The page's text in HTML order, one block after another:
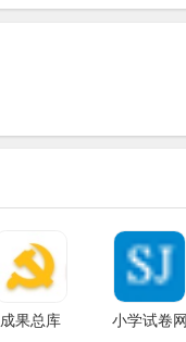
成果总库 小学试卷网